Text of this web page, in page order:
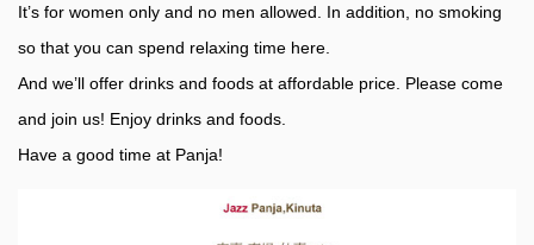
It’s for women only and no men allowed. In addition, no smoking
so that you can spend relaxing time here.
And we’ll offer drinks and foods at affordable price. Please come
and join us! Enjoy drinks and foods.
Have a good time at Panja!